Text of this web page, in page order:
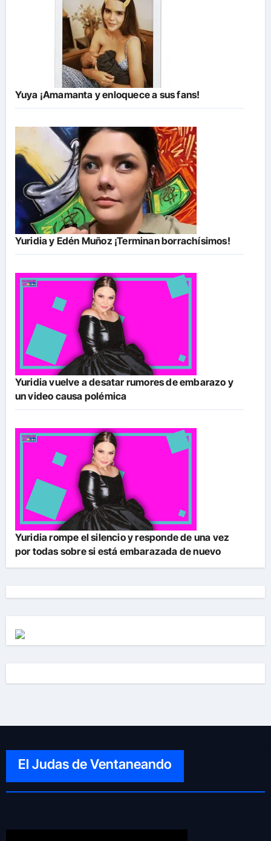
Yuya ¡Amamanta y enloquece a sus fans!
Yuridia y Edén Muñoz ¡Terminan borrachísimos!
Yuridia vuelve a desatar rumores de embarazo y
un video causa polémica
Yuridia rompe el silencio y responde de una vez
por todas sobre si está embarazada de nuevo
El Judas de Ventaneando